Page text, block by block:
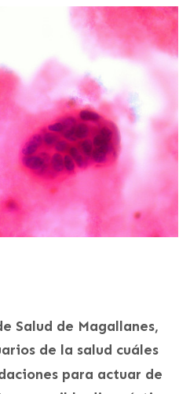
Salud de Magallanes,
de la salud cuáles
para actuar de